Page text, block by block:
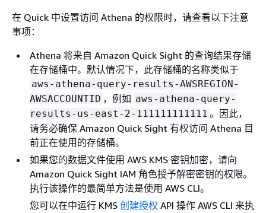
在 Quick 中设置访问 Athena 的权限时，请查看以下注意
事项：
Athena 将来自 Amazon Quick Sight 的查询结果存储
在存储桶中。默认情况下，此存储桶的名称类似于
aws-athena-query-results-AWSREGION-
AWSACCOUNTID ，例如 aws-athena-query-
results-us-east-2-111111111111 。因此，
请务必确保 Amazon Quick Sight 有权访问 Athena 目
前正在使用的存储桶。
如果您的数据文件使用 AWS KMS 密钥加密，请向
Amazon Quick Sight IAM 角色授予解密密钥的权限。
执行该操作的最简单方法是使用 AWS CLI。
您可以在中运行 KMS 创建授权 API 操作 AWS CLI 来执